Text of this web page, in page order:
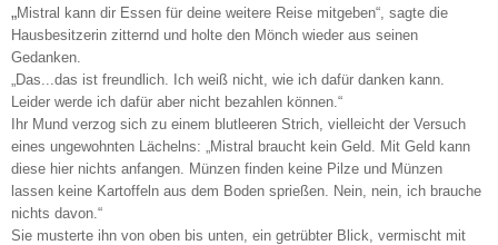
„Mistral kann dir Essen für deine weitere Reise mitgeben“, sagte die
Hausbesitzerin zitternd und holte den Mönch wieder aus seinen
Gedanken.
„Das...das ist freundlich. Ich weiß nicht, wie ich dafür danken kann.
Leider werde ich dafür aber nicht bezahlen können.“
Ihr Mund verzog sich zu einem blutleeren Strich, vielleicht der Versuch
eines ungewohnten Lächelns: „Mistral braucht kein Geld. Mit Geld kann
diese hier nichts anfangen. Münzen finden keine Pilze und Münzen
lassen keine Kartoffeln aus dem Boden sprießen. Nein, nein, ich brauche
nichts davon.“
Sie musterte ihn von oben bis unten, ein getrübter Blick, vermischt mit